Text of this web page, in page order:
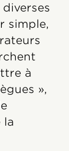
simple,
à
»,
la